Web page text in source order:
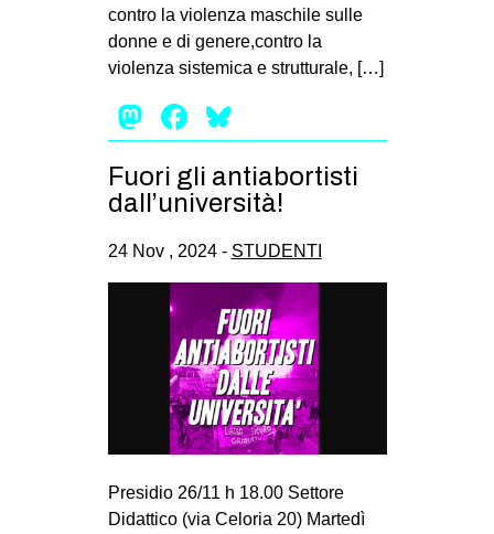
DIRITTO ALL’ABITARE
GENERI
PRECARIATO
REPRESSIONE
STUDENTI
CULTURE
ARTE
CINEMA
MANIFESTI
MUSICA
RECENSIONI
INTERNAZIONALE
AFRICA
contro la violenza maschile sulle
donne e di genere,contro la
violenza sistemica e strutturale, […]
Mastodon
Facebook
Fuori gli antiabortisti
dall’università!
24 Nov , 2024 - STUDENTI
Presidio 26/11 h 18.00 Settore
Didattico (via Celoria 20) Martedì